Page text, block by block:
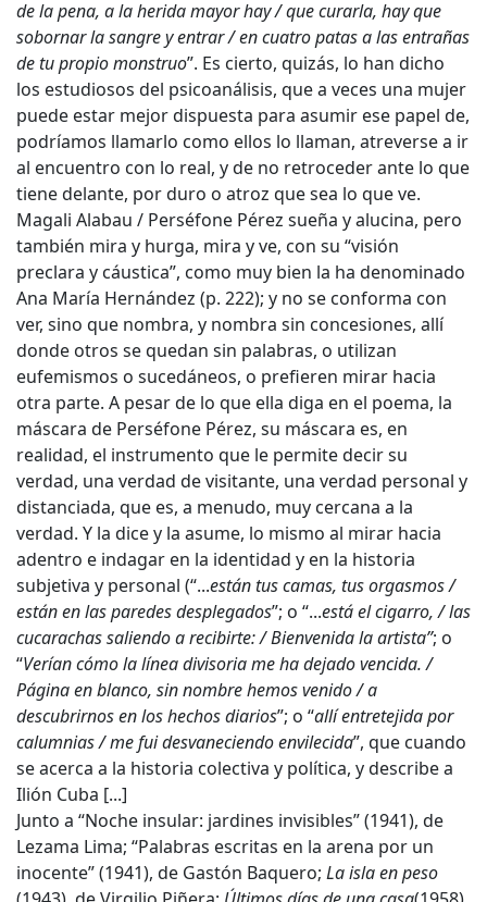
de la pena, a la herida mayor hay / que curarla, hay que
sobornar la sangre y entrar / en cuatro patas a las entrañas
de tu propio monstruo”. Es cierto, quizás, lo han dicho
los estudiosos del psicoanálisis, que a veces una mujer
puede estar mejor dispuesta para asumir ese papel de,
podríamos llamarlo como ellos lo llaman, atreverse a ir
al encuentro con lo real, y de no retroceder ante lo que
tiene delante, por duro o atroz que sea lo que ve.
Magali Alabau / Perséfone Pérez sueña y alucina, pero
también mira y hurga, mira y ve, con su “visión
preclara y cáustica”, como muy bien la ha denominado
Ana María Hernández (p. 222); y no se conforma con
ver, sino que nombra, y nombra sin concesiones, allí
donde otros se quedan sin palabras, o utilizan
eufemismos o sucedáneos, o prefieren mirar hacia
otra parte. A pesar de lo que ella diga en el poema, la
máscara de Perséfone Pérez, su máscara es, en
realidad, el instrumento que le permite decir su
verdad, una verdad de visitante, una verdad personal y
distanciada, que es, a menudo, muy cercana a la
verdad. Y la dice y la asume, lo mismo al mirar hacia
adentro e indagar en la identidad y en la historia
subjetiva y personal (“...están tus camas, tus orgasmos /
están en las paredes desplegados”; o “...está el cigarro, / las
cucarachas saliendo a recibirte: / Bienvenida la artista”; o
“Verían cómo la línea divisoria me ha dejado vencida. /
Página en blanco, sin nombre hemos venido / a
descubrirnos en los hechos diarios”; o “allí entretejida por
calumnias / me fui desvaneciendo envilecida”, que cuando
se acerca a la historia colectiva y política, y describe a
Ilión Cuba [...]
Junto a “Noche insular: jardines invisibles” (1941), de
Lezama Lima; “Palabras escritas en la arena por un
inocente” (1941), de Gastón Baquero; La isla en peso